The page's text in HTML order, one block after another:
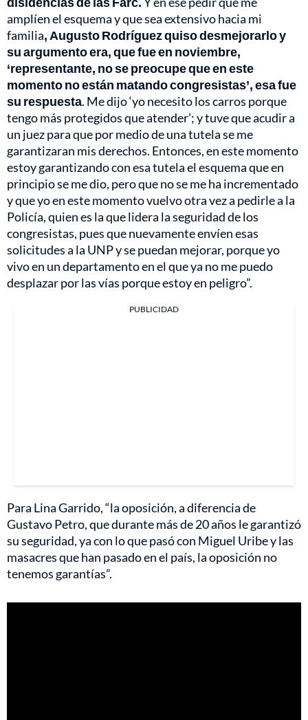
amplíen el esquema y que sea extensivo hacia mi
familia, Augusto Rodríguez quiso desmejorarlo y
su argumento era, que fue en noviembre,
‘representante, no se preocupe que en este
momento no están matando congresistas’, esa fue
su respuesta. Me dijo ‘yo necesito los carros porque
tengo más protegidos que atender’; y tuve que acudir a
un juez para que por medio de una tutela se me
garantizaran mis derechos. Entonces, en este momento
estoy garantizando con esa tutela el esquema que en
principio se me dio, pero que no se me ha incrementado
y que yo en este momento vuelvo otra vez a pedirle a la
Policía, quien es la que lidera la seguridad de los
congresistas, pues que nuevamente envíen esas
solicitudes a la UNP y se puedan mejorar, porque yo
vivo en un departamento en el que ya no me puedo
desplazar por las vías porque estoy en peligro”.
PUBLICIDAD
Para Lina Garrido, “la oposición, a diferencia de
Gustavo Petro, que durante más de 20 años le garantizó
su seguridad, ya con lo que pasó con Miguel Uribe y las
masacres que han pasado en el país, la oposición no
tenemos garantías”.